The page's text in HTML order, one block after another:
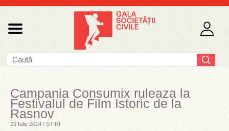
Campania Consumix ruleaza la
Festivalul de Film Istoric de la
Rasnov
29 Iulie 2014 / ȘTIRI